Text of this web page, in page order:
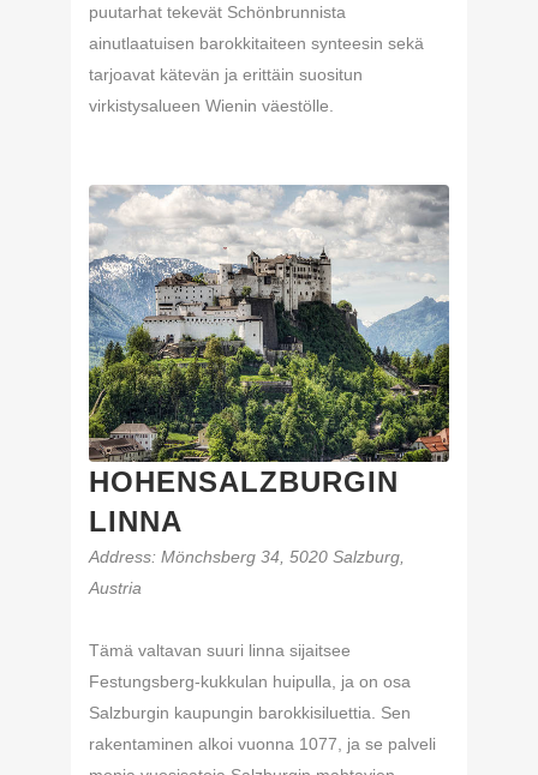
puutarhat tekevät Schönbrunnista
ainutlaatuisen barokkitaiteen synteesin sekä
tarjoavat kätevän ja erittäin suositun
virkistysalueen Wienin väestölle.
HOHENSALZBURGIN
LINNA
Address: Mönchsberg 34, 5020 Salzburg,
Austria
Tämä valtavan suuri linna sijaitsee
Festungsberg-kukkulan huipulla, ja on osa
Salzburgin kaupungin barokkisiluettia. Sen
rakentaminen alkoi vuonna 1077, ja se palveli